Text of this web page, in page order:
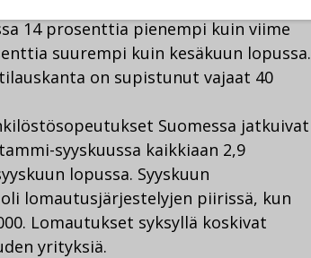
14 prosenttia pienempi kuin viime
suurempi kuin kesäkuun lopussa.
on supistunut vajaat 40
Suomessa jatkuivat
syyskuussa kaikkiaan 2,9
lopussa. Syyskuun
lomautusjärjestelyjen piirissä, kun
Lomautukset syksyllä koskivat
yrityksiä.